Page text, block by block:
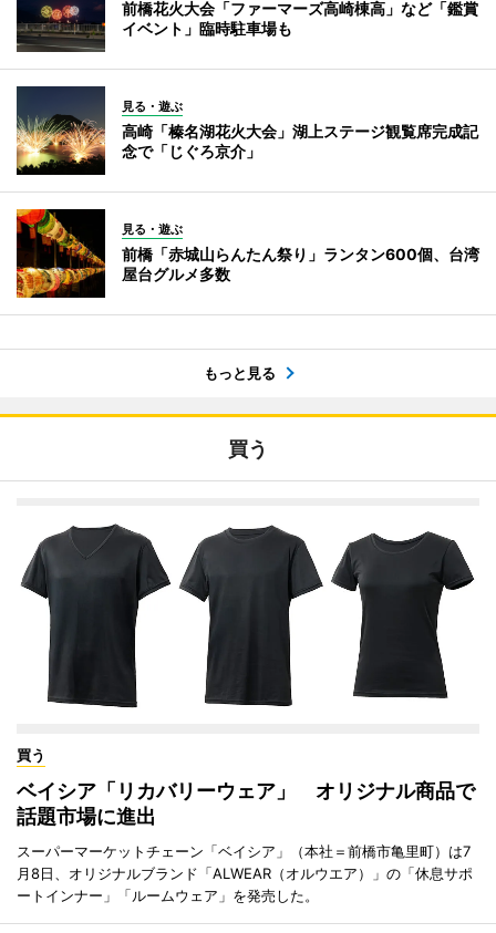
前橋花火大会「ファーマーズ高崎棟高」など「鑑賞
イベント」臨時駐車場も
見る・遊ぶ
高崎「榛名湖花火大会」湖上ステージ観覧席完成記
念で「じぐろ京介」
見る・遊ぶ
前橋「赤城山らんたん祭り」ランタン600個、台湾
屋台グルメ多数
もっと見る
買う
買う
ベイシア「リカバリーウェア」 オリジナル商品で
話題市場に進出
スーパーマーケットチェーン「ベイシア」（本社＝前橋市亀里町）は7
月8日、オリジナルブランド「ALWEAR（オルウエア）」の「休息サポ
ートインナー」「ルームウェア」を発売した。